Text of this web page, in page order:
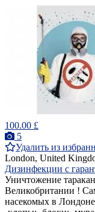
100.00 £
5
Удалить из
London, United
Дизинфекции с
Уничтожение
Великобритании !
насекомых в